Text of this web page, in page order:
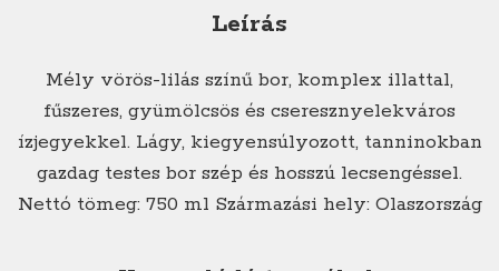
Leírás
Mély vörös-lilás színű bor, komplex illattal,
fűszeres, gyümölcsös és cseresznyelekváros
ízjegyekkel. Lágy, kiegyensúlyozott, tanninokban
gazdag testes bor szép és hosszú lecsengéssel.
Nettó tömeg: 750 ml Származási hely: Olaszország